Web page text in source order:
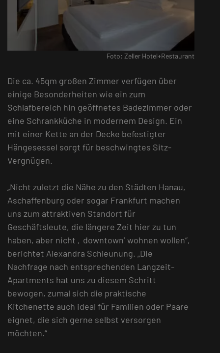
Foto: Zeller Hotel+Restaurant
Die ca. 45qm großen Zimmer verfügen über
einige Besonderheiten wie ein zum
Schlafbereich hin geöffnetes Badezimmer oder
eine Schrankküche in modernem Design. Ein
mit einer Kette an der Decke befestigter
Hängesessel sorgt für beschwingtes Sitz-
Vergnügen.
„Nicht zuletzt die Nähe zu den Städten Hanau,
Aschaffenburg oder sogar Frankfurt machen
uns zum attraktiven Standort für
Geschäftsleute, die längere Zeit hier zu tun
haben, aber nicht ‚downtown’ wohnen wollen“,
berichtet Alexandra Schleunung. „Die
Nachfrage nach entsprechenden Langzeit-
Apartments hat uns zu diesem Schritt
bewogen, zumal sich die praktische
Kitchenette auch ideal für Familien oder Paare
eignet, die sich gerne selbst versorgen
möchten.“